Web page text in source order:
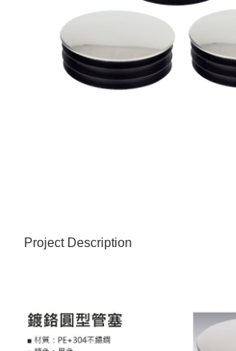
Project Description